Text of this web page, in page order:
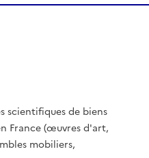
scientifiques de biens
France (œuvres d'art,
mobiliers,